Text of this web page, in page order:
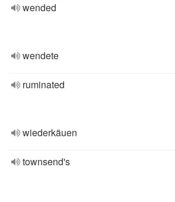
wended
wendete
ruminated
wiederkäuen
townsend's